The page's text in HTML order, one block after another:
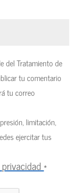
del Tratamiento de
tu comentario
tu correo
limitación,
ejercitar tus
privacidad*